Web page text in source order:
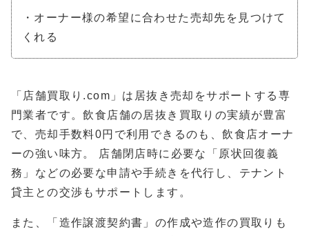
・オーナー様の希望に合わせた売却先を見つけて
くれる
「店舗買取り.com」は居抜き売却をサポートする専
門業者です。飲食店舗の居抜き買取りの実績が豊富
で、売却手数料0円で利用できるのも、飲食店オーナ
ーの強い味方。 店舗閉店時に必要な「原状回復義
務」などの必要な申請や手続きを代行し、テナント
貸主との交渉もサポートします。
また、「造作譲渡契約書」の作成や造作の買取りも